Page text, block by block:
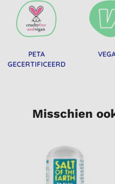
PETA
GECERTIFICEERD
Misschien